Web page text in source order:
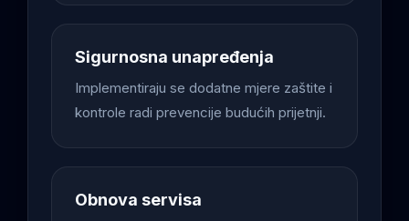
Sigurnosna unapređenja
Implementiraju se dodatne mjere zaštite i
kontrole radi prevencije budućih prijetnji.
Obnova servisa